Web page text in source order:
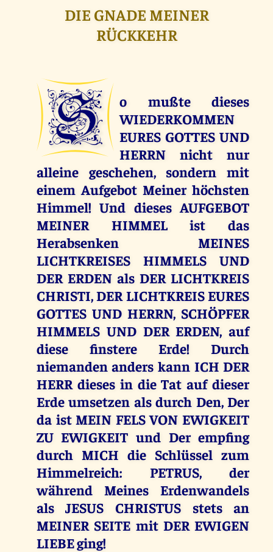
DIE GNADE MEINER
RÜCKKEHR
S
o mußte dieses
WIEDERKOMMEN
EURES GOTTES UND
HERRN nicht nur
alleine geschehen, sondern mit
einem Aufgebot Meiner höchsten
Himmel! Und dieses AUFGEBOT
MEINER HIMMEL ist das
Herabsenken MEINES
LICHTKREISES HIMMELS UND
DER ERDEN als DER LICHTKREIS
CHRISTI, DER LICHTKREIS EURES
GOTTES UND HERRN, SCHÖPFER
HIMMELS UND DER ERDEN, auf
diese finstere Erde! Durch
niemanden anders kann ICH DER
HERR dieses in die Tat auf dieser
Erde umsetzen als durch Den, Der
da ist MEIN FELS VON EWIGKEIT
ZU EWIGKEIT und Der empfing
durch MICH die Schlüssel zum
Himmelreich: PETRUS, der
während Meines Erdenwandels
als JESUS CHRISTUS stets an
MEINER SEITE mit DER EWIGEN
LIEBE ging!